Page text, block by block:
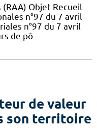
Objet Recueil
n°97 du 7 avril
n°97 du 7 avril
de pô
de valeur
son territoire